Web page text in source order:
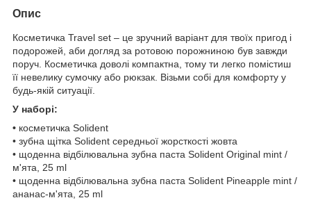
Опис
Косметичка Travel set – це зручний варіант для твоїх пригод і
подорожей, аби догляд за ротовою порожниною був завжди
поруч. Косметичка доволі компактна, тому ти легко помістиш
її невелику сумочку або рюкзак. Візьми собі для комфорту у
будь-якій ситуації.
У наборі:
• косметичка Solident
• зубна щітка Solident середньої жорсткості жовта
• щоденна відбілювальна зубна паста Solident Original mint /
м'ята, 25 ml
• щоденна відбілювальна зубна паста Solident Pineapple mint /
ананас-м'ята, 25 ml